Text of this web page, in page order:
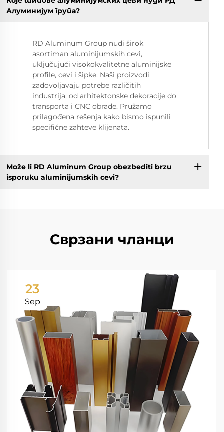
Алуминијум група?
RD Aluminum Group nudi širok
asortiman aluminijumskih cevi,
uključujući visokokvalitetne aluminijske
profile, cevi i šipke. Naši proizvodi
zadovoljavaju potrebe različitih
industrija, od arhitektonske dekoracije do
transporta i CNC obrade. Pružamo
prilagođena rešenja kako bismo ispunili
specifične zahteve klijenata.
Može li RD Aluminum Group obezbediti brzu
isporuku aluminijumskih cevi?
Сврзани чланци
23
Sep